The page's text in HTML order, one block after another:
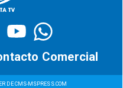
DE CMS-MSPRESS.COM
Comercial